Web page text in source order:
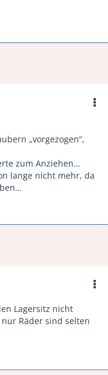
„vorgezogen“,
zum Anziehen…
lange nicht mehr, da
Lagersitz nicht
Räder sind selten